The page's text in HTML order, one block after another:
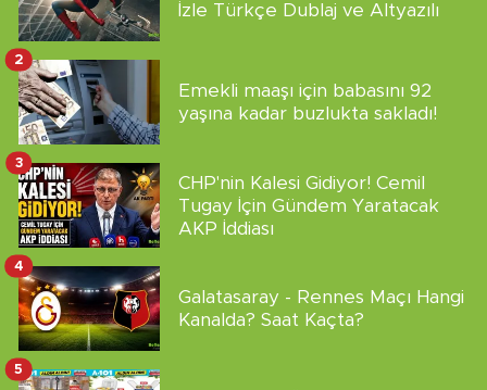
İzle Türkçe Dublaj ve Altyazılı
Emekli maaşı için babasını 92
yaşına kadar buzlukta sakladı!
2
CHP'nin Kalesi Gidiyor! Cemil
Tugay İçin Gündem Yaratacak
AKP İddiası
3
Galatasaray - Rennes Maçı Hangi
Kanalda? Saat Kaçta?
4
5